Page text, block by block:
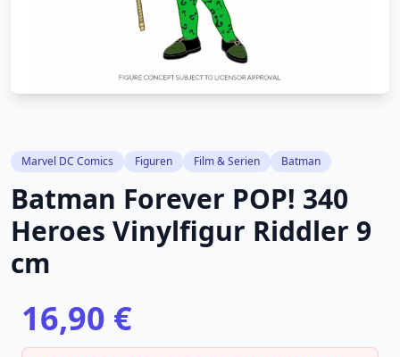
Marvel DC Comics Figuren Film & Serien Batman
Batman Forever POP! 340
Heroes Vinylfigur Riddler 9
cm
16,90 €